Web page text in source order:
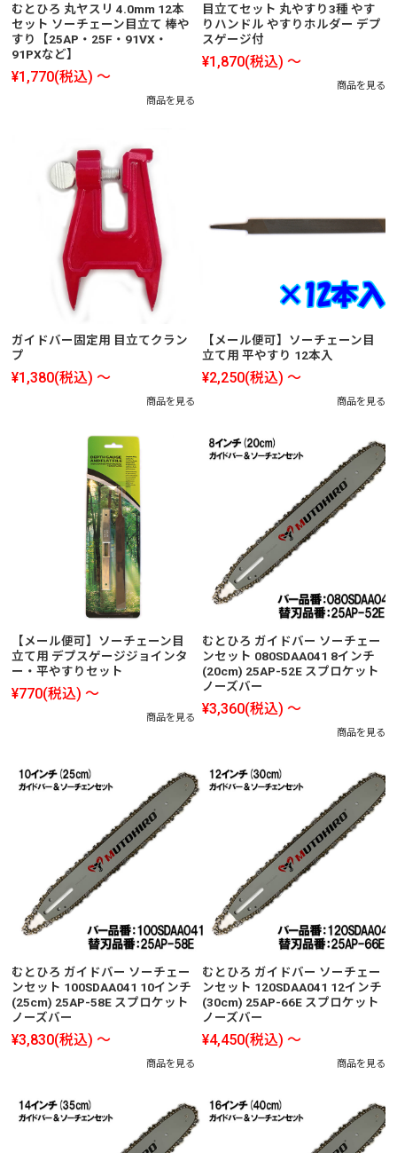
むとひろ 丸ヤスリ 4.0mm 12本
セット ソーチェーン目立て 棒や
すり【25AP・25F・91VX・
91PXなど】
¥1,770(税込) ～
商品を見る
目立てセット 丸やすり3種 やす
りハンドル やすりホルダー デプ
スゲージ付
¥1,870(税込) ～
商品を見る
ガイドバー固定用 目立てクラン
プ
¥1,380(税込) ～
商品を見る
【メール便可】ソーチェーン目
立て用 平やすり 12本入
¥2,250(税込) ～
商品を見る
【メール便可】ソーチェーン目
立て用 デプスゲージジョインタ
ー・平やすりセット
¥770(税込) ～
商品を見る
むとひろ ガイドバー ソーチェー
ンセット 080SDAA041 8インチ
(20cm) 25AP-52E スプロケット
ノーズバー
¥3,360(税込) ～
商品を見る
むとひろ ガイドバー ソーチェー
ンセット 100SDAA041 10インチ
(25cm) 25AP-58E スプロケット
ノーズバー
¥3,830(税込) ～
商品を見る
むとひろ ガイドバー ソーチェー
ンセット 120SDAA041 12インチ
(30cm) 25AP-66E スプロケット
ノーズバー
¥4,450(税込) ～
商品を見る